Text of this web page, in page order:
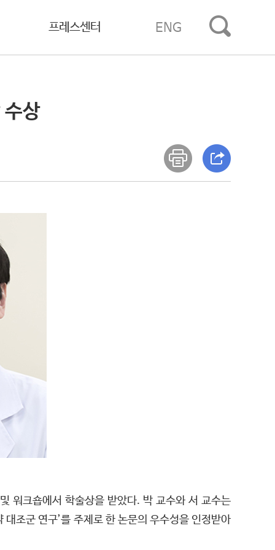
프레스센터 ENG
수상
워크숍에서 학술상을 받았다. 박 교수와 서 교수는
조군 연구’를 주제로 한 논문의 우수성을 인정받아